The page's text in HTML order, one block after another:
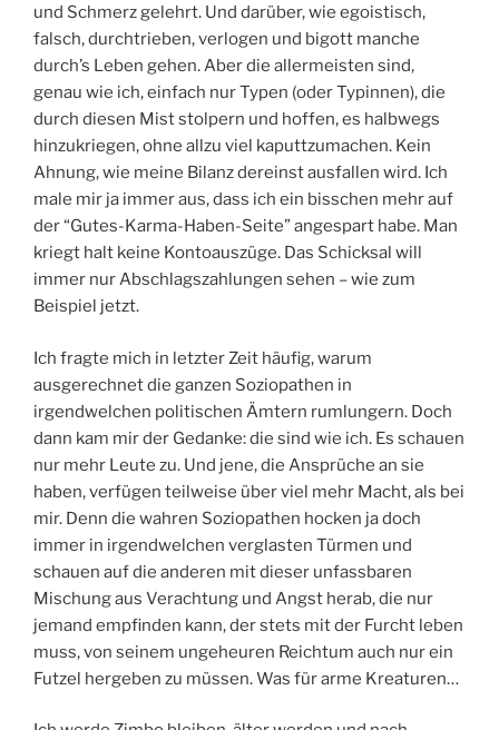
und Schmerz gelehrt. Und darüber, wie egoistisch,
falsch, durchtrieben, verlogen und bigott manche
durch’s Leben gehen. Aber die allermeisten sind,
genau wie ich, einfach nur Typen (oder Typinnen), die
durch diesen Mist stolpern und hoffen, es halbwegs
hinzukriegen, ohne allzu viel kaputtzumachen. Kein
Ahnung, wie meine Bilanz dereinst ausfallen wird. Ich
male mir ja immer aus, dass ich ein bisschen mehr auf
der “Gutes-Karma-Haben-Seite” angespart habe. Man
kriegt halt keine Kontoauszüge. Das Schicksal will
immer nur Abschlagszahlungen sehen – wie zum
Beispiel jetzt.
Ich fragte mich in letzter Zeit häufig, warum
ausgerechnet die ganzen Soziopathen in
irgendwelchen politischen Ämtern rumlungern. Doch
dann kam mir der Gedanke: die sind wie ich. Es schauen
nur mehr Leute zu. Und jene, die Ansprüche an sie
haben, verfügen teilweise über viel mehr Macht, als bei
mir. Denn die wahren Soziopathen hocken ja doch
immer in irgendwelchen verglasten Türmen und
schauen auf die anderen mit dieser unfassbaren
Mischung aus Verachtung und Angst herab, die nur
jemand empfinden kann, der stets mit der Furcht leben
muss, von seinem ungeheuren Reichtum auch nur ein
Futzel hergeben zu müssen. Was für arme Kreaturen…